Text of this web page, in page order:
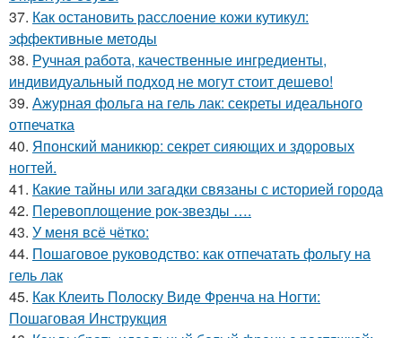
37. Как остановить расслоение кожи кутикул:
эффективные методы
38. Ручная работа, качественные ингредиенты,
индивидуальный подход не могут стоит дешево!
39. Ажурная фольга на гель лак: секреты идеального
отпечатка
40. Японский маникюр: секрет сияющих и здоровых
ногтей.
41. Какие тайны или загадки связаны с историей города
42. Перевоплощение рок-звезды ….
43. У меня всё чётко:
44. Пошаговое руководство: как отпечатать фольгу на
гель лак
45. Как Клеить Полоску Виде Френча на Ногти:
Пошаговая Инструкция